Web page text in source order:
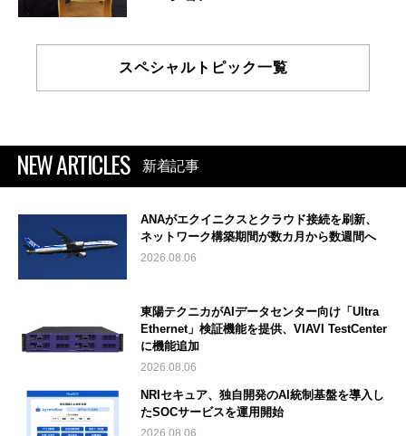
スペシャルトピック一覧
NEW ARTICLES 新着記事
ANAがエクイニクスとクラウド接続を刷新、
ネットワーク構築期間が数カ月から数週間へ
2026.08.06
東陽テクニカがAIデータセンター向け「Ultra
Ethernet」検証機能を提供、VIAVI TestCenter
に機能追加
2026.08.06
NRIセキュア、独自開発のAI統制基盤を導入し
たSOCサービスを運用開始
2026.08.06